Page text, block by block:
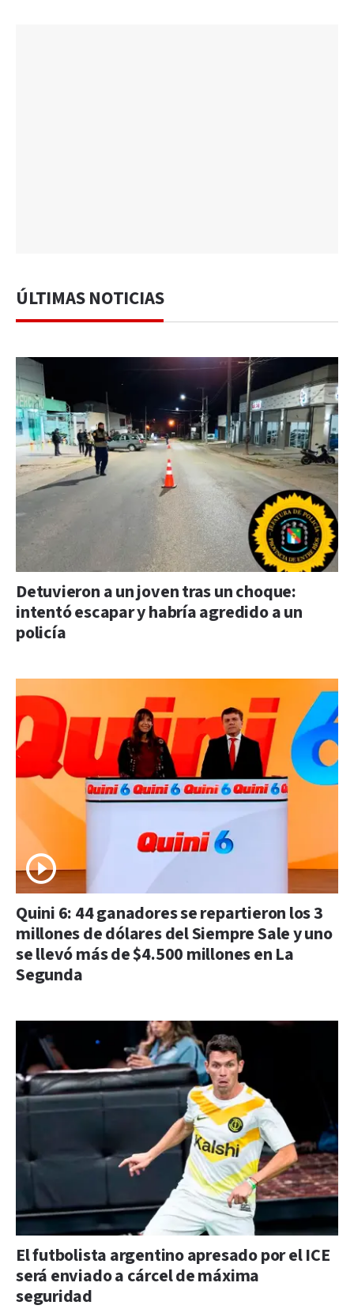
ÚLTIMAS NOTICIAS
Detuvieron a un joven tras un choque:
intentó escapar y habría agredido a un
policía
Quini 6: 44 ganadores se repartieron los 3
millones de dólares del Siempre Sale y uno
se llevó más de $4.500 millones en La
Segunda
El futbolista argentino apresado por el ICE
será enviado a cárcel de máxima
seguridad